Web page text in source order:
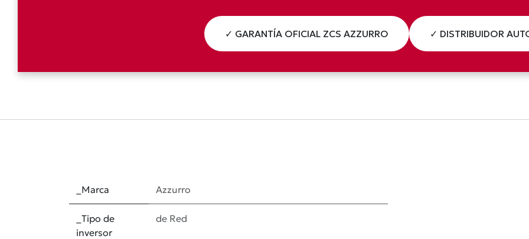
✓ GARANTÍA OFICIAL ZCS AZZURRO ✓ DISTRIBUIDOR
_Marca Azzurro
_Tipo de
inversor
de Red